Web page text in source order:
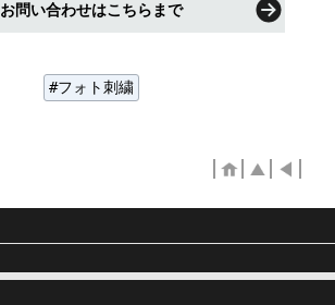
お問い合わせはこちらまで
フォト刺繍